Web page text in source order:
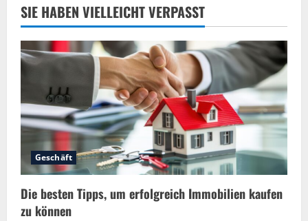
SIE HABEN VIELLEICHT VERPASST
Geschäft
Die besten Tipps, um erfolgreich Immobilien kaufen
zu können